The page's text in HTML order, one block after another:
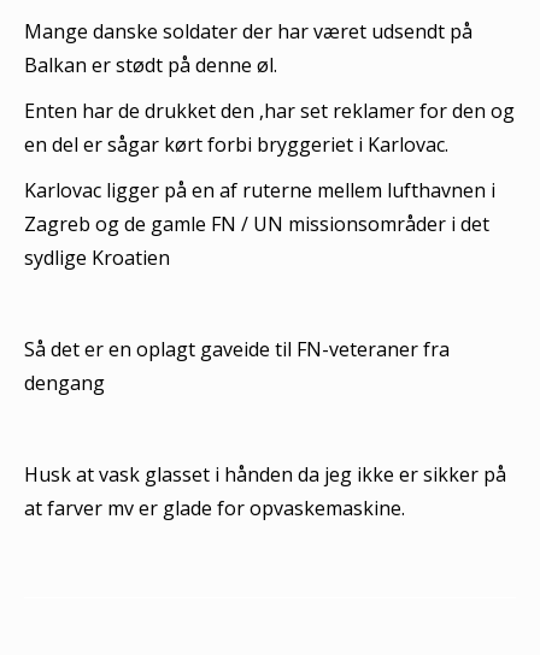
Mange danske soldater der har været udsendt på
Balkan er stødt på denne øl.
Enten har de drukket den ,har set reklamer for den og
en del er sågar kørt forbi bryggeriet i Karlovac.
Karlovac ligger på en af ruterne mellem lufthavnen i
Zagreb og de gamle FN / UN missionsområder i det
sydlige Kroatien
Så det er en oplagt gaveide til FN-veteraner fra
dengang
Husk at vask glasset i hånden da jeg ikke er sikker på
at farver mv er glade for opvaskemaskine.